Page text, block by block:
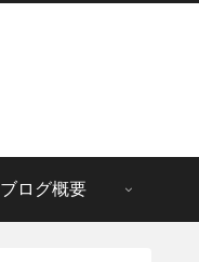
ブログ概要